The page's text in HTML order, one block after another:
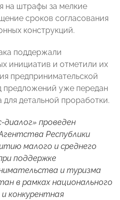
на штрафы за мелкие
сроков согласования
конструкций.
поддержали
инициатив и отметили их
предпринимательской
предложений уже передан
детальной проработки.
диалог» проведен
Республики
малого и среднего
поддержке
и туризма
в рамках национального
конкурентная